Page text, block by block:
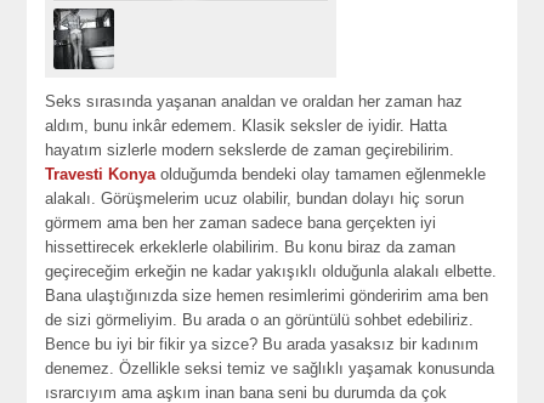
Seks sırasında yaşanan analdan ve oraldan her zaman haz
aldım, bunu inkâr edemem. Klasik seksler de iyidir. Hatta
hayatım sizlerle modern sekslerde de zaman geçirebilirim.
Travesti Konya olduğumda bendeki olay tamamen eğlenmekle
alakalı. Görüşmelerim ucuz olabilir, bundan dolayı hiç sorun
görmem ama ben her zaman sadece bana gerçekten iyi
hissettirecek erkeklerle olabilirim. Bu konu biraz da zaman
geçireceğim erkeğin ne kadar yakışıklı olduğunla alakalı elbette.
Bana ulaştığınızda size hemen resimlerimi gönderirim ama ben
de sizi görmeliyim. Bu arada o an görüntülü sohbet edebiliriz.
Bence bu iyi bir fikir ya sizce? Bu arada yasaksız bir kadınım
denemez. Özellikle seksi temiz ve sağlıklı yaşamak konusunda
ısrarcıyım ama aşkım inan bana seni bu durumda da çok